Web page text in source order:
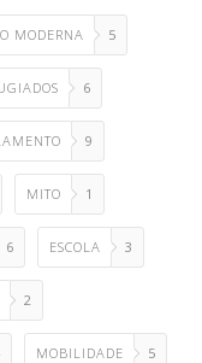
MODERNA 5
6
9
MITO 1
6 ESCOLA 3
2
MOBILIDADE 5